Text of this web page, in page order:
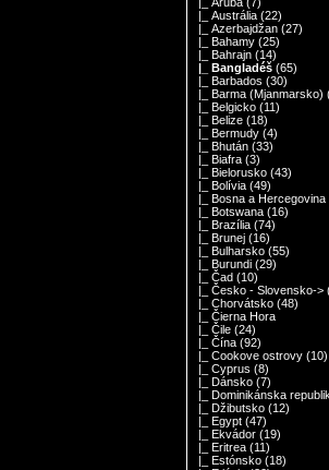
|_ Austrália (22)
|_ Azerbajdžan (27)
|_ Bahamy (25)
|_ Bahrajn (14)
|_ Bangladéš (65)
|_ Barbados (30)
|_ Barma (Mjanmarsko)
|_ Belgicko (11)
|_ Belize (18)
|_ Bermudy (4)
|_ Bhután (33)
|_ Biafra (3)
|_ Bielorusko (43)
|_ Bolívia (49)
|_ Bosna a Hercegovina
|_ Botswana (16)
|_ Brazília (74)
|_ Brunej (16)
|_ Bulharsko (55)
|_ Burundi (29)
|_ Čad (10)
|_ Česko - Slovensko->
|_ Chorvátsko (48)
|_ Čierna Hora
|_ Čile (24)
|_ Čína (92)
|_ Cookove ostrovy (10)
|_ Cyprus (8)
|_ Dánsko (7)
|_ Dominikánska
|_ Džibutsko (12)
|_ Egypt (47)
|_ Ekvádor (19)
|_ Eritrea (11)
|_ Estónsko (18)